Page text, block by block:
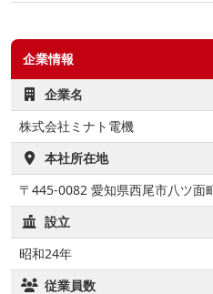
企業情報
企業名
株式会社ミナト電機
本社所在地
〒445-0082 愛知県西尾市八ツ面
設立
昭和24年
従業員数